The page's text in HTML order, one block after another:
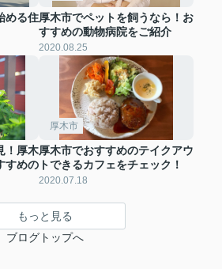
める住厚木市でペットを飼うなら！お
すすめの動物病院をご紹介
2020.08.25
！厚木
すめの
厚木市
厚木市でおすすめのテイクアウ
トできるカフェをチェック！
2020.07.18
もっと見る
ブログトップへ